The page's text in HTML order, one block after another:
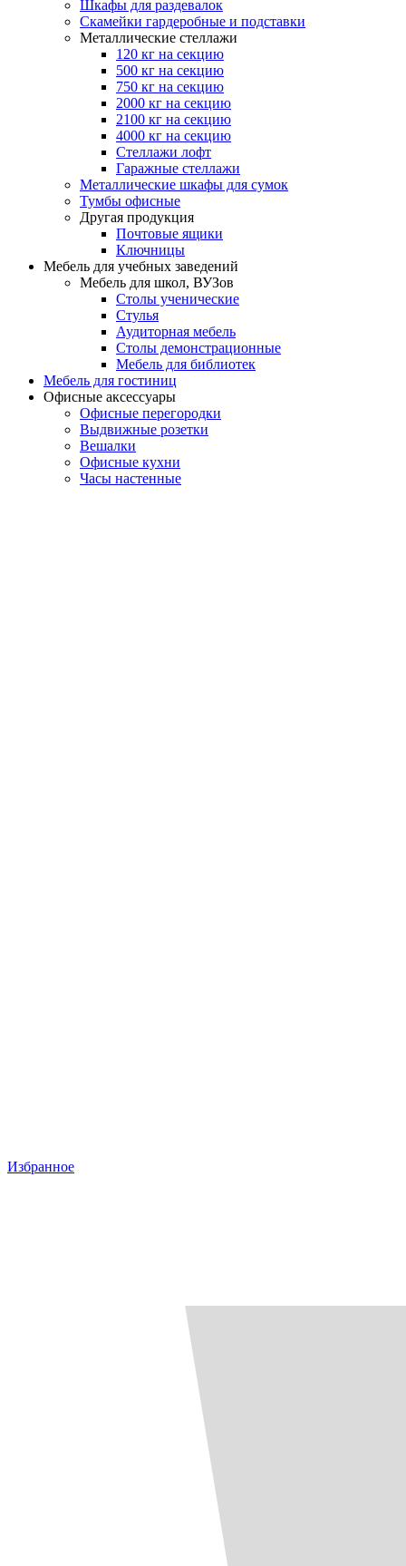
Шкафы для раздевалок
Скамейки гардеробные и подставки
Металлические стеллажи
120 кг на секцию
500 кг на секцию
750 кг на секцию
2000 кг на секцию
2100 кг на секцию
4000 кг на секцию
Стеллажи лофт
Гаражные стеллажи
Металлические шкафы для сумок
Тумбы офисные
Другая продукция
Почтовые ящики
Ключницы
Мебель для учебных заведений
Мебель для школ, ВУЗов
Столы ученические
Стулья
Аудиторная мебель
Столы демонстрационные
Мебель для библиотек
Мебель для гостиниц
Офисные аксессуары
Офисные перегородки
Выдвижные розетки
Вешалки
Офисные кухни
Часы настенные
Избранное